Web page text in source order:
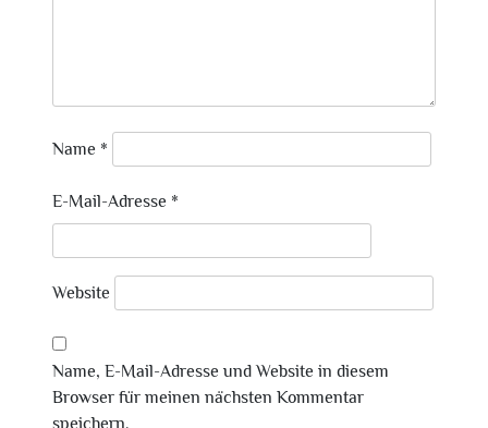
Name *
E-Mail-Adresse *
Website
Name, E-Mail-Adresse und Website in diesem
Browser für meinen nächsten Kommentar
speichern.